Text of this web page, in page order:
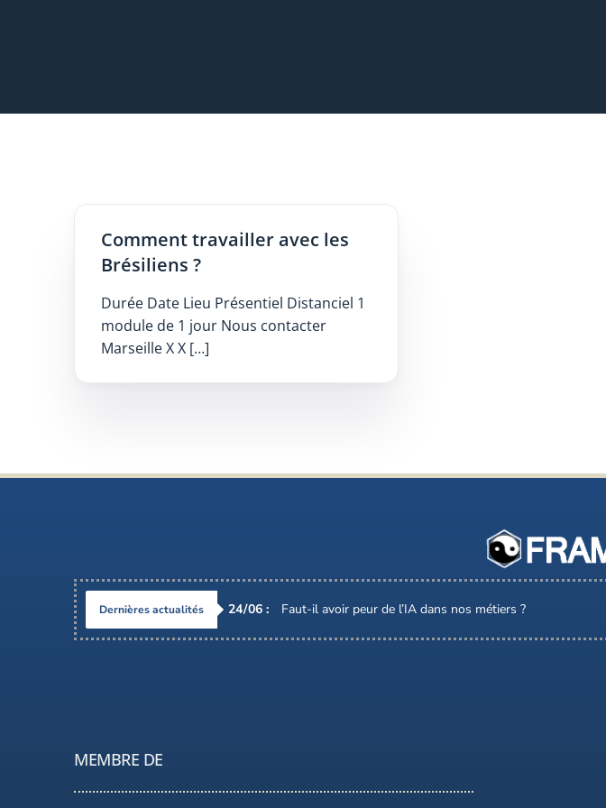
Comment travailler avec les
Brésiliens ?
Durée Date Lieu Présentiel Distanciel 1
module de 1 jour Nous contacter
Marseille X X […]
Dernières actualités 24/06 : Faut-il avoir peur de l’IA dans nos métiers ?
MEMBRE DE